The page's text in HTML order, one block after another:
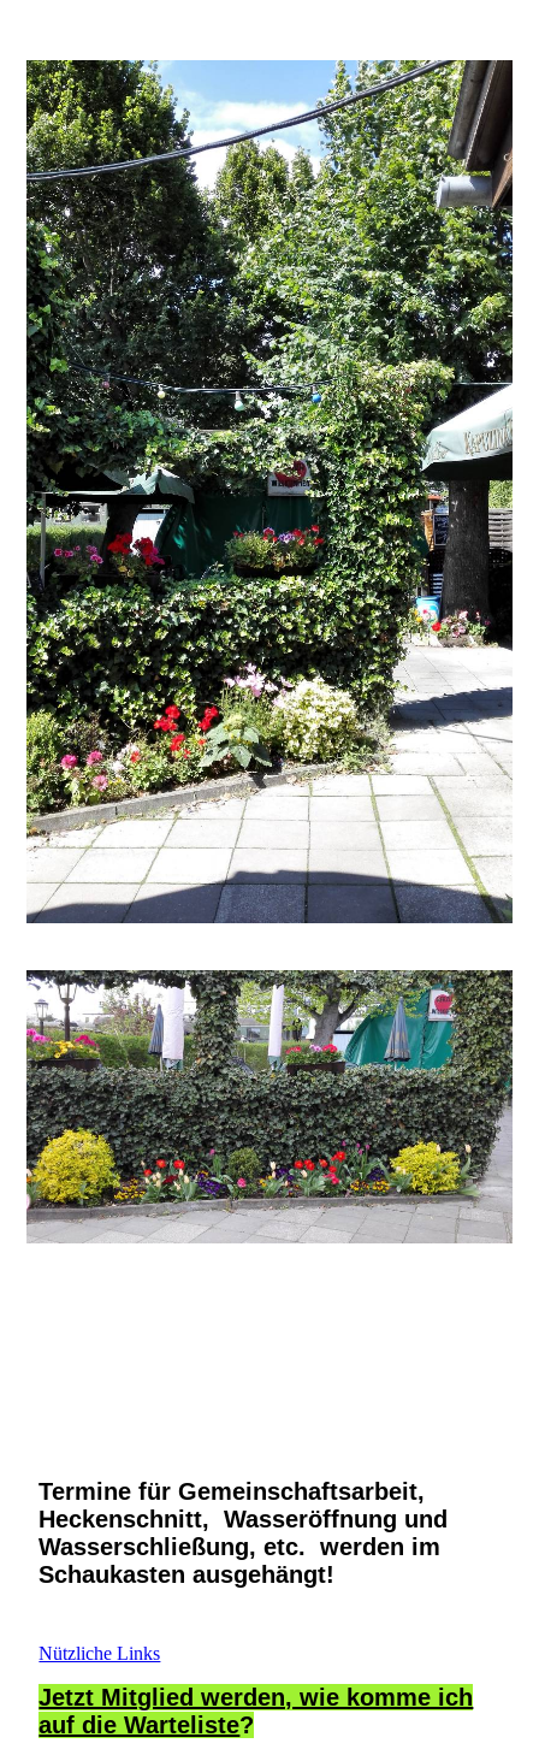
Termine für Gemeinschaftsarbeit,
Heckenschnitt, Wasseröffnung und
Wasserschließung, etc. werden im
Schaukasten ausgehängt!
Nützliche Links
Jetzt Mitglied werden, wie komme ich
auf die Warteliste?